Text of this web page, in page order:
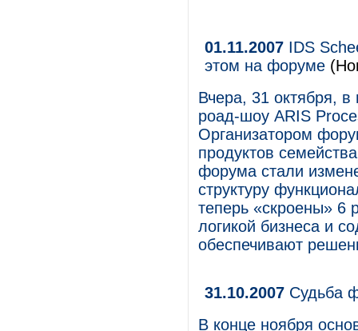
01.11.2007 IDS
этом на форуме
Вчера, 31 октября,
роад-шоу ARIS
Организатором
продуктов
форума стали
структуру
теперь «скроены» 6
логикой бизнеса и
обеспечивают
31.10.2007 Судьба
В конце ноября